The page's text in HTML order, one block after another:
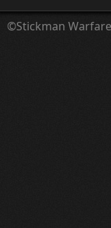
©Stickman Warfare